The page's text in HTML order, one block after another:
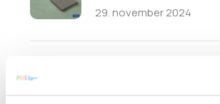
29. november 2024
FPGA-ji za umetno
aplikacije umetne